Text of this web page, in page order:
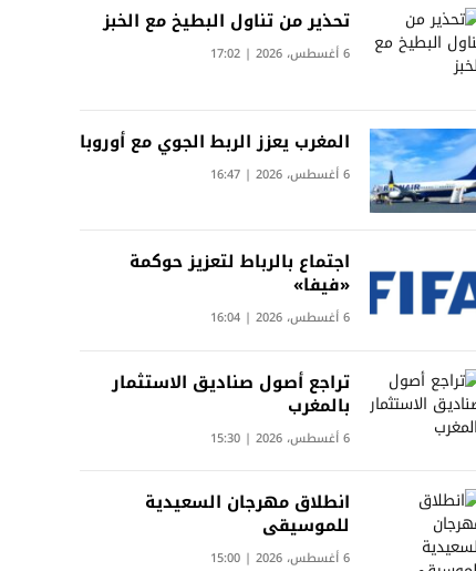
تحذير من تناول البطيخ مع الخبز
6 أغسطس، 2026 | 17:02
المغرب يعزز الربط الجوي مع أوروبا
6 أغسطس، 2026 | 16:47
اجتماع بالرباط لتعزيز حوكمة
«فيفا»
6 أغسطس، 2026 | 16:04
تراجع أصول صناديق الاستثمار
بالمغرب
6 أغسطس، 2026 | 15:30
انطلاق مهرجان السعيدية
للموسيقى
6 أغسطس، 2026 | 15:00